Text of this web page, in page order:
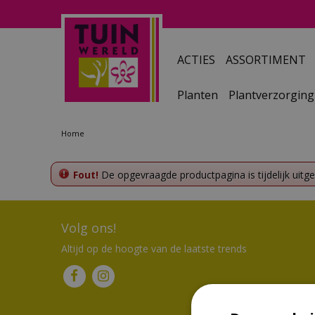
Home
ACTIES ASSORTIMENT
Planten Plantverzorging
Fout! De opgevraagde productpagina is tijdelijk
Volg ons!
Altijd op de hoogte van de laatste trends